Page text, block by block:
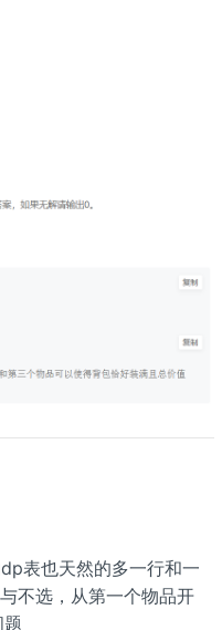
表也天然的多一行和一
不选，从第一个物品开